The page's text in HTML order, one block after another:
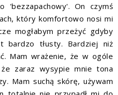
'bezzapachowy'. On czymś
który komfortowo nosi mi
mogłabym przeżyć gdyby
bardzo tłusty. Bardziej niż
Mam wrażenie, że w ogóle
zaraz wysypie mnie tona
Mam suchą skórę, używam